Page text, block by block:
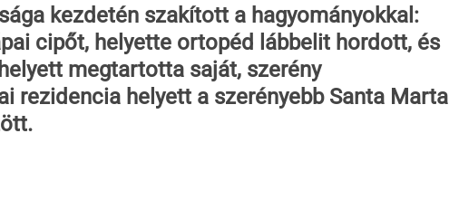
kezdetén szakított a hagyományokkal:
cipőt, helyette ortopéd lábbelit hordott, és
megtartotta saját, szerény
rezidencia helyett a szerényebb Santa Marta